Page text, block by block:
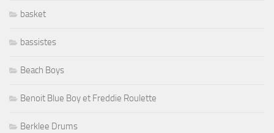
basket
bassistes
Beach Boys
Benoit Blue Boy et Freddie Roulette
Berklee Drums